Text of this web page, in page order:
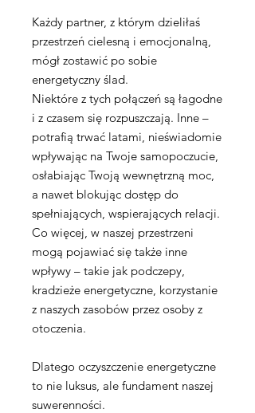
Każdy partner, z którym dzieliłaś
przestrzeń cielesną i emocjonalną,
mógł zostawić po sobie
energetyczny ślad.
Niektóre z tych połączeń są łagodne
i z czasem się rozpuszczają. Inne –
potrafią trwać latami, nieświadomie
wpływając na Twoje samopoczucie,
osłabiając Twoją wewnętrzną moc,
a nawet blokując dostęp do
spełniających, wspierających relacji.
Co więcej, w naszej przestrzeni
mogą pojawiać się także inne
wpływy – takie jak podczepy,
kradzieże energetyczne, korzystanie
z naszych zasobów przez osoby z
otoczenia.
Dlatego oczyszczenie energetyczne
to nie luksus, ale fundament naszej
suwerenności.